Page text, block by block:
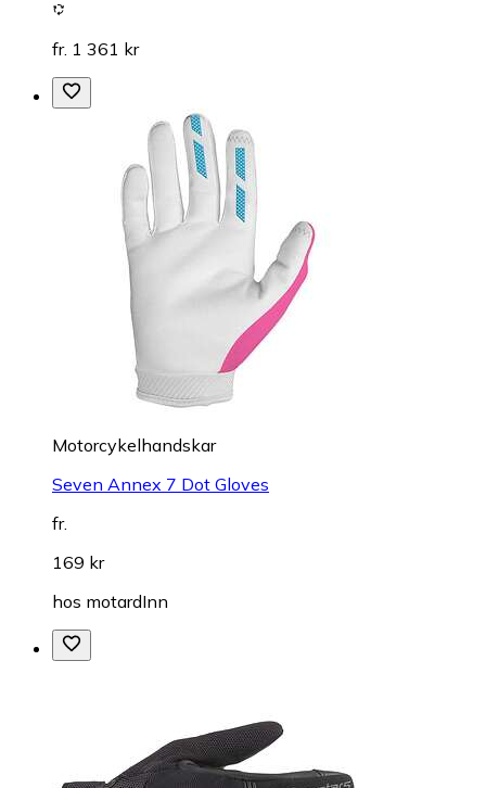
fr. 1 361 kr
Motorcykelhandskar
Seven Annex 7 Dot Gloves
fr.
169 kr
hos motardInn